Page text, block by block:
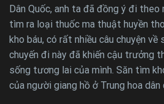
Dân Quốc, anh ta đã đồng ý đi theo
tìm ra loại thuốc ma thuật huyền
kho báu, có rất nhiều câu chuyện về
chuyến đi này đã khiến cậu trưởng
sống tương lai của mình. Săn tìm
của người giang hồ ở Trung hoa dân